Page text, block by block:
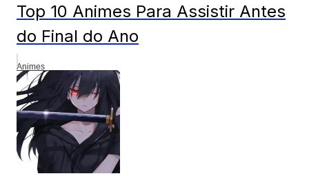
Top 10 Animes Para Assistir Antes
do Final do Ano
Animes